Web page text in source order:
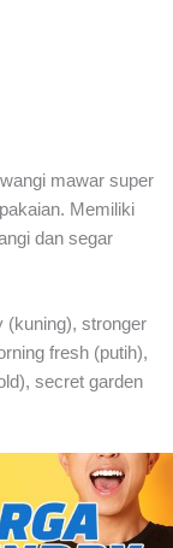
mawar super
Memiliki
dan segar
(kuning), stronger
fresh (putih),
secret garden